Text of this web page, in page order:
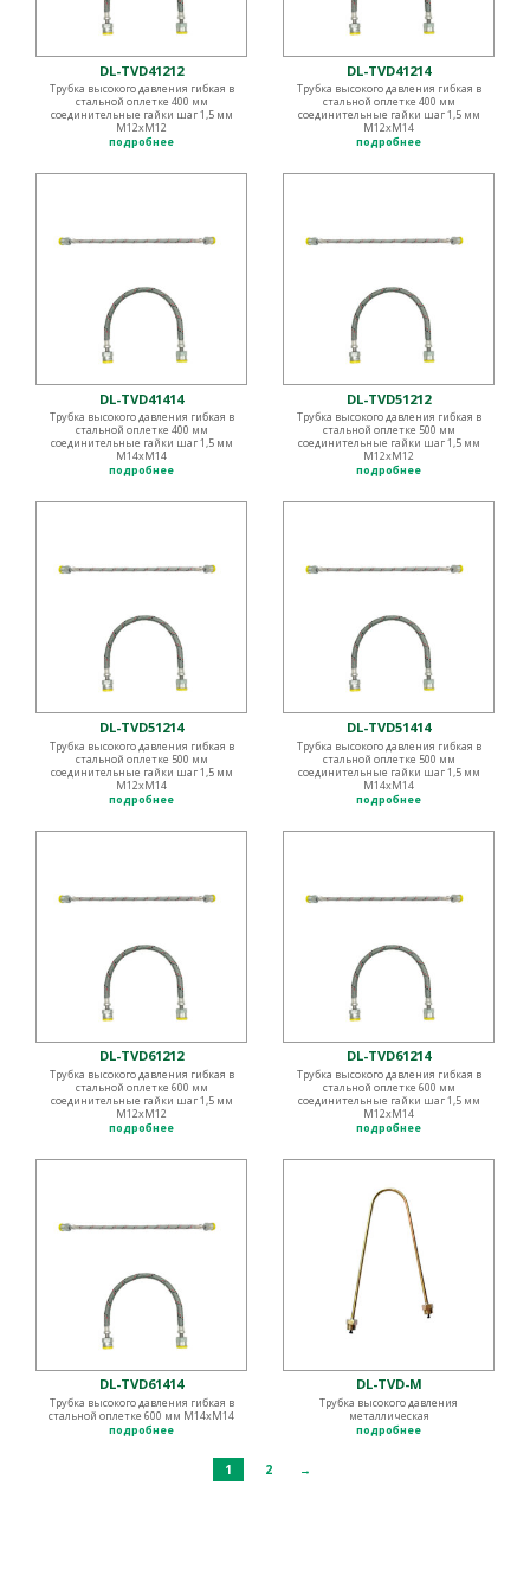
DL-TVD41212
Трубка высокого давления гибкая в
стальной оплетке 400 мм
соединительные гайки шаг 1,5 мм
М12хМ12
подробнее
DL-TVD41214
Трубка высокого давления гибкая в
стальной оплетке 400 мм
соединительные гайки шаг 1,5 мм
М12хМ14
подробнее
DL-TVD41414
Трубка высокого давления гибкая в
стальной оплетке 400 мм
соединительные гайки шаг 1,5 мм
М14хМ14
подробнее
DL-TVD51212
Трубка высокого давления гибкая в
стальной оплетке 500 мм
соединительные гайки шаг 1,5 мм
М12хМ12
подробнее
DL-TVD51214
Трубка высокого давления гибкая в
стальной оплетке 500 мм
соединительные гайки шаг 1,5 мм
М12хМ14
подробнее
DL-TVD51414
Трубка высокого давления гибкая в
стальной оплетке 500 мм
соединительные гайки шаг 1,5 мм
М14хМ14
подробнее
DL-TVD61212
Трубка высокого давления гибкая в
стальной оплетке 600 мм
соединительные гайки шаг 1,5 мм
М12хМ12
подробнее
DL-TVD61214
Трубка высокого давления гибкая в
стальной оплетке 600 мм
соединительные гайки шаг 1,5 мм
М12хМ14
подробнее
DL-TVD61414
Трубка высокого давления гибкая в
стальной оплетке 600 мм М14хМ14
подробнее
DL-TVD-M
Трубка высокого давления
металлическая
подробнее
1 2 →